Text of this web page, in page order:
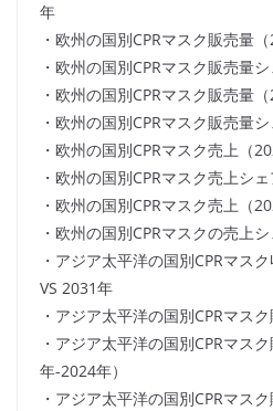
年
・欧州の国別CPRマスク販売量
・欧州の国別CPRマスク販売量
・欧州の国別CPRマスク販売量
・欧州の国別CPRマスク販売量
・欧州の国別CPRマスク売上（
・欧州の国別CPRマスク売上シ
・欧州の国別CPRマスク売上（
・欧州の国別CPRマスクの売上
・アジア太平洋の国別CPRマス
VS 2031年
・アジア太平洋の国別CPRマス
・アジア太平洋の国別CPRマス
年-2024年）
・アジア太平洋の国別CPRマス